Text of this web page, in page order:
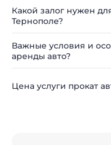
Какой залог нужен
Тернополе?
Важные условия и
аренды авто?
Цена услуги прокат